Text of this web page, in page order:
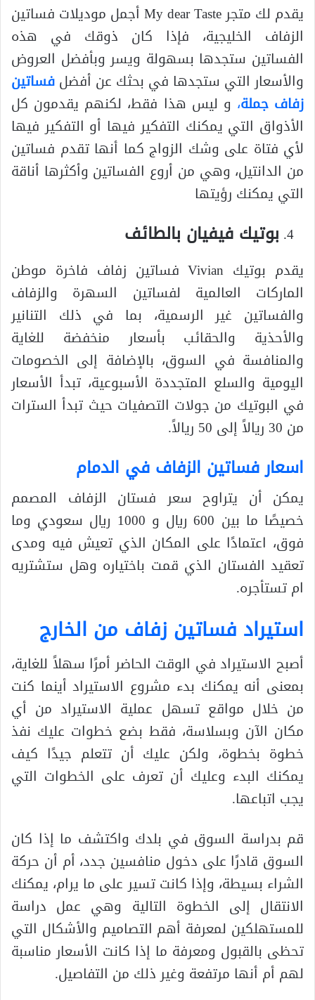
يقدم لك متجر My dear Taste أجمل موديلات فساتين
الزفاف الخليجية، فإذا كان ذوقك في هذه
الفساتين ستجدها بسهولة ويسر وبأفضل العروض
والأسعار التي ستجدها في بحثك عن أفضلفساتين
زفاف جملة، و ليس هذا فقط، لكنهم يقدمون كل
الأذواق التي يمكنك التفكير فيها أو التفكير فيها
لأي فتاة على وشك الزواج كما أنها تقدم فساتين
من الدانتيل، وهي من أروع الفساتين وأكثرها أناقة
التي يمكنك رؤيتها
بوتيك فيفيان بالطائف
يقدم بوتيك Vivian فساتين زفاف فاخرة موطن
الماركات العالمية لفساتين السهرة والزفاف
والفساتين غير الرسمية، بما في ذلك التنانير
والأحذية والحقائب بأسعار منخفضة للغاية
والمنافسة في السوق، بالإضافة إلى الخصومات
اليومية والسلع المتجددة الأسبوعية، تبدأ الأسعار
في البوتيك من جولات التصفيات حيث تبدأ السترات
من 30 ريالاً إلى 50 ريالاً.
اسعار فساتين الزفاف في الدمام
يمكن أن يتراوح سعر فستان الزفاف المصمم
خصيصًا ما بين 600 ريال و 1000 ريال سعودي وما
فوق، اعتمادًا على المكان الذي تعيش فيه ومدى
تعقيد الفستان الذي قمت باختياره وهل ستشتريه
ام تستأجره.
استيراد فساتين زفاف من الخارج
أصبح الاستيراد في الوقت الحاضر أمرًا سهلاً للغاية،
بمعنى أنه يمكنك بدء مشروع الاستيراد أينما كنت
من خلال مواقع تسهل عملية الاستيراد من أي
مكان الآن وبسلاسة، فقط بضع خطوات عليك نفذ
خطوة بخطوة، ولكن عليك أن تتعلم جيدًا كيف
يمكنك البدء وعليك أن تعرف على الخطوات التي
يجب اتباعها.
قم بدراسة السوق في بلدك واكتشف ما إذا كان
السوق قادرًا على دخول منافسين جدد، أم أن حركة
الشراء بسيطة، وإذا كانت تسير على ما يرام، يمكنك
الانتقال إلى الخطوة التالية وهي عمل دراسة
للمستهلكين لمعرفة أهم التصاميم والأشكال التي
تحظى بالقبول ومعرفة ما إذا كانت الأسعار مناسبة
لهم أم أنها مرتفعة وغير ذلك من التفاصيل.